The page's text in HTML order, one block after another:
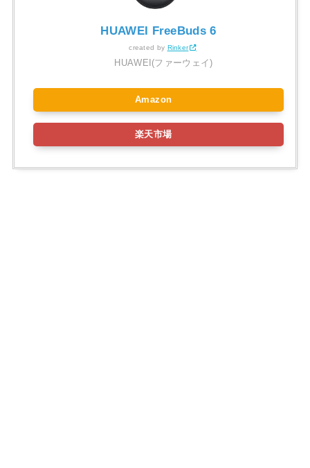
HUAWEI FreeBuds 6
created by Rinker
HUAWEI(ファーウェイ)
Amazon
楽天市場